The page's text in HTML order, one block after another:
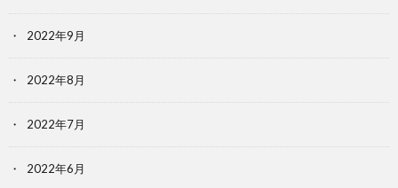
2022年9月
2022年8月
2022年7月
2022年6月